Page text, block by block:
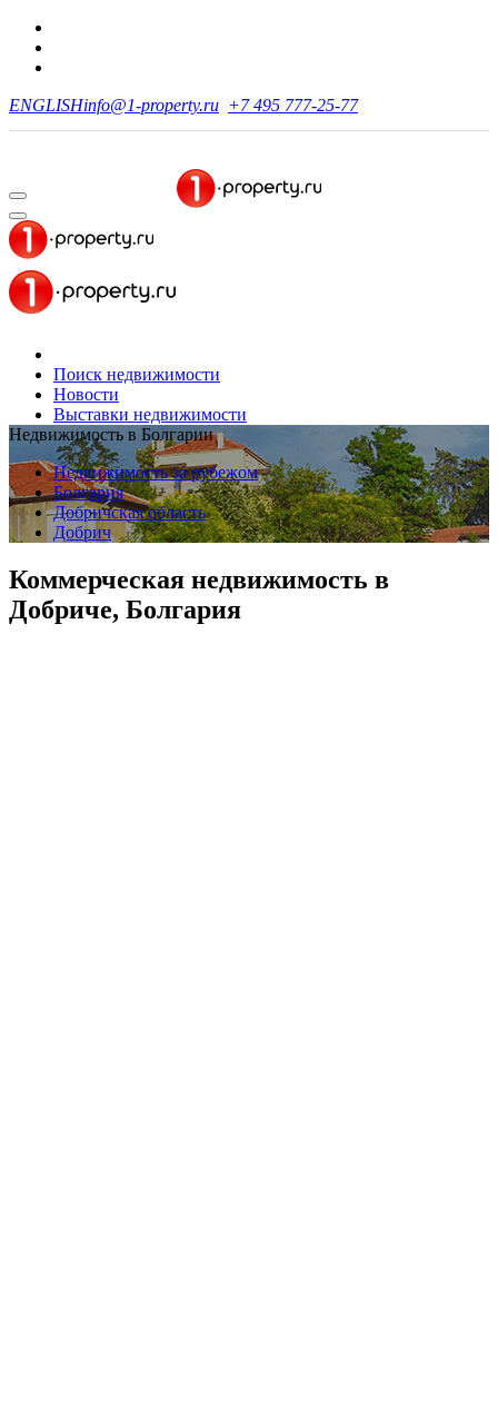
ENGLISHinfo@1-property.ru +7 495 777-25-77
Поиск недвижимости
Новости
Выставки недвижимости
Недвижимость в Болгарии
Недвижимость за рубежом
Болгария
Добричская область
Добрич
Коммерческая недвижимость в
Добриче, Болгария